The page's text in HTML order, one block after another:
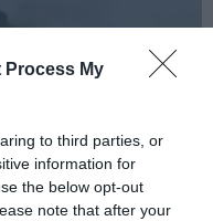
Process My
to third parties, or
information for
the below opt-out
note that after your